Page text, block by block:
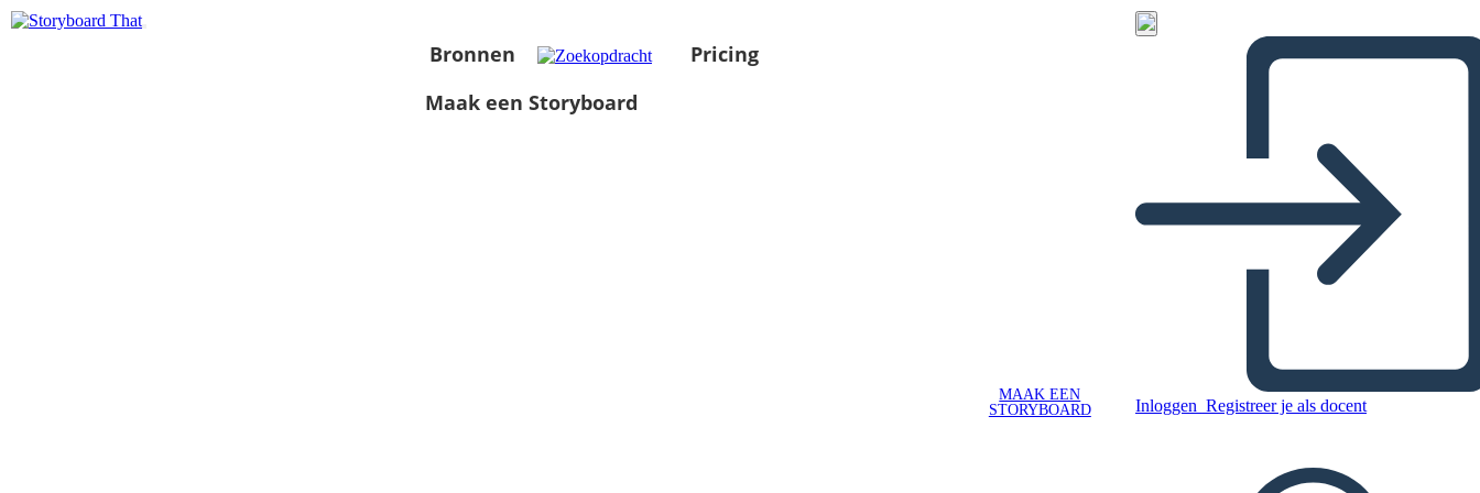
Bronnen
Pricing
Maak een Storyboard
MAAK EEN
STORYBOARD
Inloggen Registreer je als docent